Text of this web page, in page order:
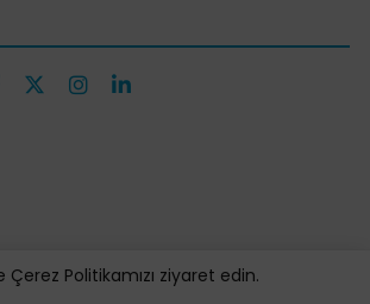
Politikamızı ziyaret edin.